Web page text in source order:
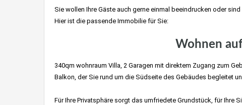
Sie wollen Ihre Gäste auch gerne einmal beeindrucken oder
Hier ist die passende Immobilie für Sie:
Wohnen
340qm wohnraum Villa, 2 Garagen mit direktem Zugang zum
Balkon, der Sie rund um die Südseite des Gebäudes begleitet
Für Ihre Privatsphäre sorgt das umfriedete Grundstück, für Ihre